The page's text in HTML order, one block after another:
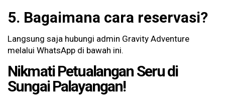
5. Bagaimana cara reservasi?
Langsung saja hubungi admin Gravity Adventure
melalui WhatsApp di bawah ini.
Nikmati Petualangan Seru di
Sungai Palayangan!